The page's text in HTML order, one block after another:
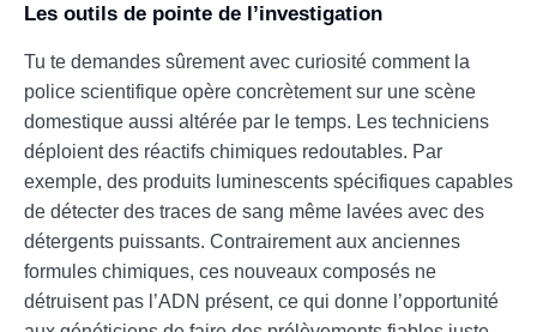
Les outils de pointe de l’investigation
Tu te demandes sûrement avec curiosité comment la
police scientifique opère concrètement sur une scène
domestique aussi altérée par le temps. Les techniciens
déploient des réactifs chimiques redoutables. Par
exemple, des produits luminescents spécifiques capables
de détecter des traces de sang même lavées avec des
détergents puissants. Contrairement aux anciennes
formules chimiques, ces nouveaux composés ne
détruisent pas l’ADN présent, ce qui donne l’opportunité